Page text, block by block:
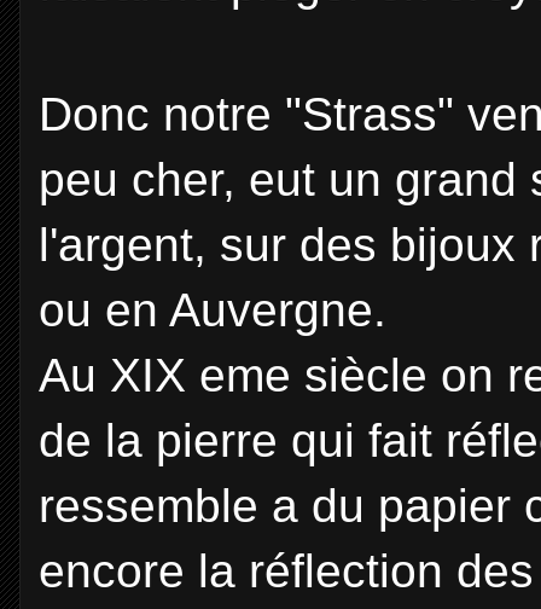
Donc notre "Strass"
peu cher, eut un grand
l'argent, sur des bijoux
ou en Auvergne.
Au XIX eme siècle on
de la pierre qui fait
ressemble a du papier
encore la réflection